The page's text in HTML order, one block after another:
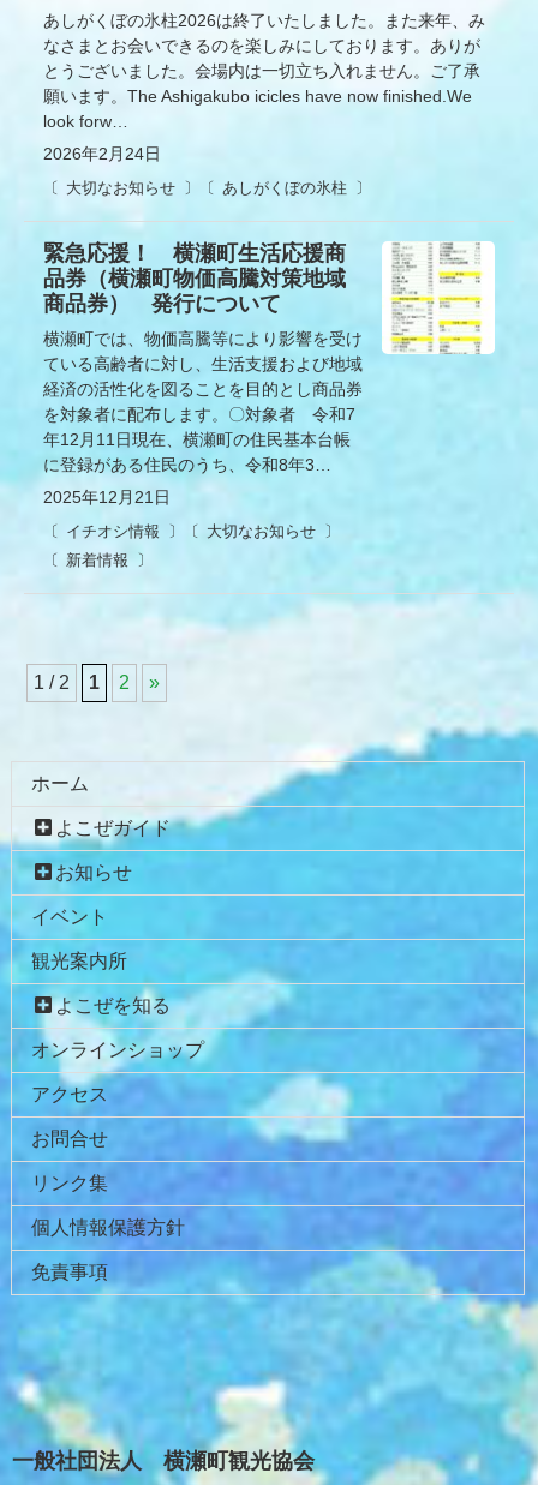
2026年2月24日
大切なお知らせ あしがくぼの氷柱
あしがくぼの氷柱2026は終了いたしました。また来年、み
なさまとお会いできるのを楽しみにしております。ありが
とうございました。会場内は一切立ち入れません。ご了承
願います。The Ashigakubo icicles have now finished.We
look forw…
2025年12月21日
イチオシ情報
大切なお知らせ
新着情報
緊急応援！ 横瀬町生活応援商
品券（横瀬町物価高騰対策地域
商品券） 発行について
横瀬町では、物価高騰等により影響を受け
ている高齢者に対し、生活支援および地域
経済の活性化を図ることを目的とし商品券
を対象者に配布します。〇対象者 令和7
年12月11日現在、横瀬町の住民基本台帳
に登録がある住民のうち、令和8年3…
1 / 2 1 2
»
ン
ツ
本
文
の
戻
の
先
頭
へ
戻
ホーム
よこぜガイド
お知らせ
イベント
観光案内所
よこぜを知る
オンラインショップ
アクセス
お問合せ
リンク集
個人情報保護方針
免責事項
一般社団法人 横瀬町観光協会